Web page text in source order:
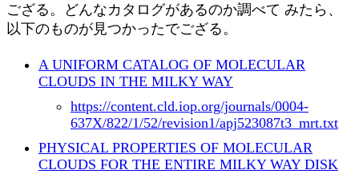
ござる。どんなカタログがあるのか調べて みたら、
以下のものが見つかったでござる。
A UNIFORM CATALOG OF MOLECULAR
CLOUDS IN THE MILKY WAY
https://content.cld.iop.org/journals/0004-
637X/822/1/52/revision1/apj523087t3_mrt.txt
PHYSICAL PROPERTIES OF MOLECULAR
CLOUDS FOR THE ENTIRE MILKY WAY DISK